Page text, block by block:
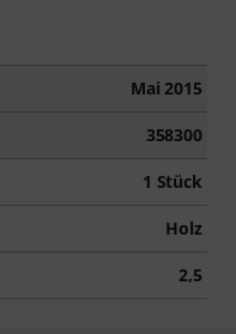
Mai 2015
358300
1 Stück
Holz
2,5